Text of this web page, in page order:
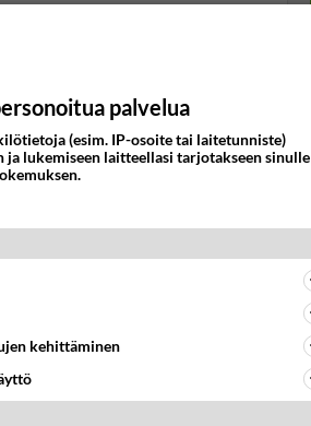
viestiä.
15
palvelua
(esim. IP-osoite tai laitetunniste)
lukemiseen laitteellasi tarjotakseen sinulle
kehittäminen